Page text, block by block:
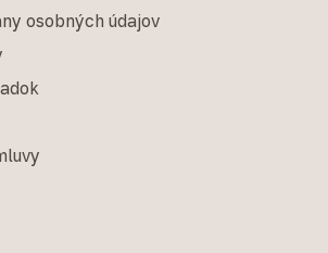
osobných údajov